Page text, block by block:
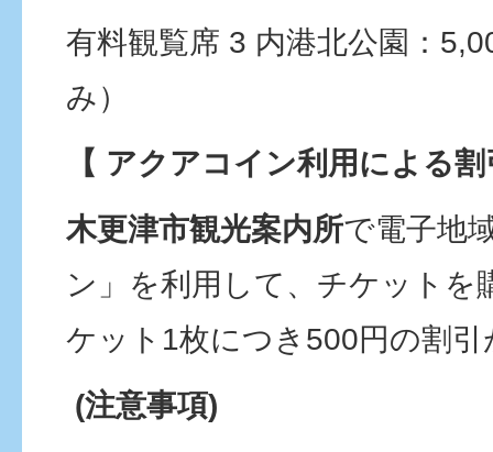
有料観覧席 3 内港北公園：
み）
【 アクアコイン利用による割
木更津市観光案内所で電子地
ン」を利用して、チケットを
ケット1枚につき500円の割
(注意事項)